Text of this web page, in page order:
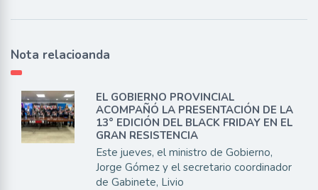
Nota relacioanda
EL GOBIERNO PROVINCIAL
ACOMPAÑÓ LA PRESENTACIÓN DE LA
13° EDICIÓN DEL BLACK FRIDAY EN EL
GRAN RESISTENCIA
Este jueves, el ministro de Gobierno,
Jorge Gómez y el secretario coordinador
de Gabinete, Livio